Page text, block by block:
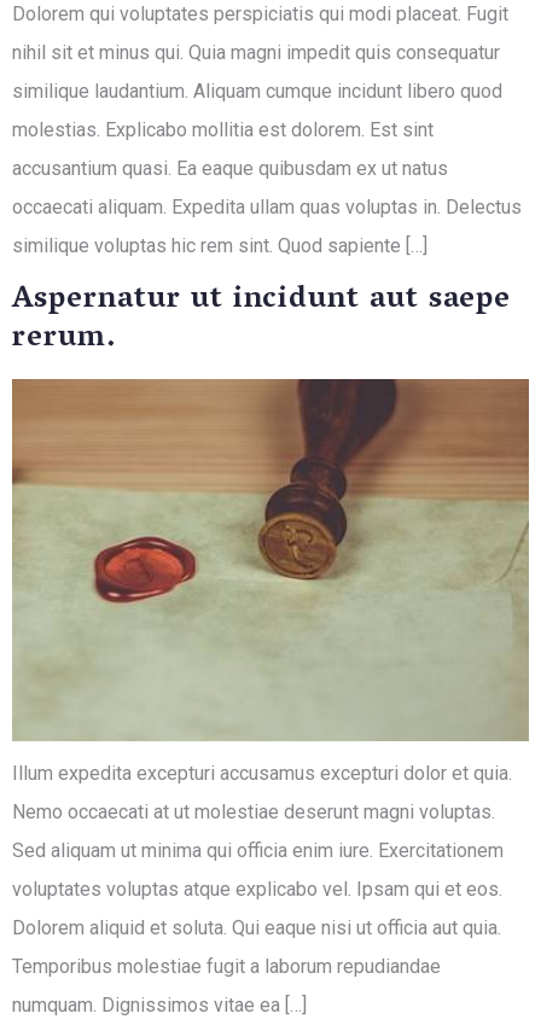
Dolorem qui voluptates perspiciatis qui modi placeat. Fugit
nihil sit et minus qui. Quia magni impedit quis consequatur
similique laudantium. Aliquam cumque incidunt libero quod
molestias. Explicabo mollitia est dolorem. Est sint
accusantium quasi. Ea eaque quibusdam ex ut natus
occaecati aliquam. Expedita ullam quas voluptas in. Delectus
similique voluptas hic rem sint. Quod sapiente […]
Aspernatur ut incidunt aut saepe
rerum.
Illum expedita excepturi accusamus excepturi dolor et quia.
Nemo occaecati at ut molestiae deserunt magni voluptas.
Sed aliquam ut minima qui officia enim iure. Exercitationem
voluptates voluptas atque explicabo vel. Ipsam qui et eos.
Dolorem aliquid et soluta. Qui eaque nisi ut officia aut quia.
Temporibus molestiae fugit a laborum repudiandae
numquam. Dignissimos vitae ea […]